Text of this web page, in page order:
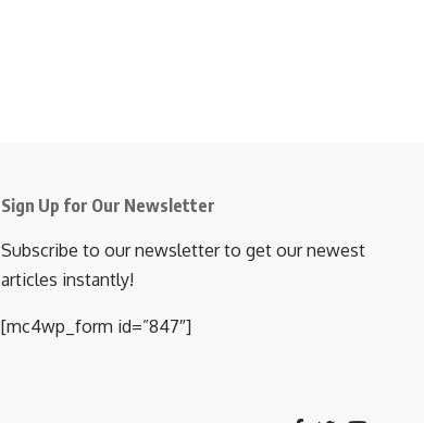
Sign Up for Our Newsletter
Subscribe to our newsletter to get our newest
articles instantly!
[mc4wp_form id=”847″]